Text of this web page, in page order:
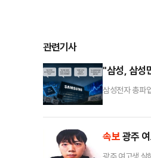
관련기사
"삼성, 삼성
삼성전자 총파
위해 파업을 막
속보광주